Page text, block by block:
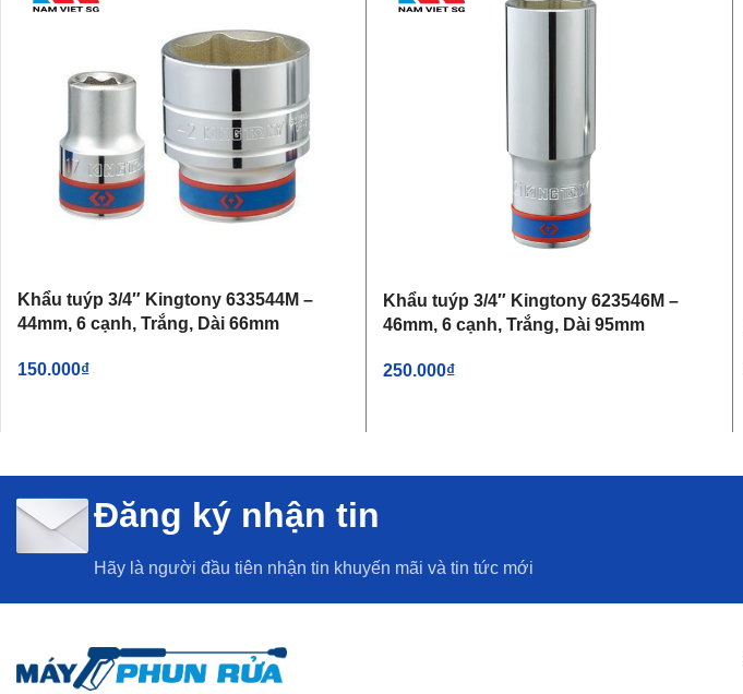
Khẩu tuýp 3/4″ Kingtony 633544M –
44mm, 6 cạnh, Trắng, Dài 66mm
150.000₫
Khẩu tuýp 3/4″ Kingtony 623546M –
46mm, 6 cạnh, Trắng, Dài 95mm
250.000₫
Đăng ký nhận tin
Hãy là người đầu tiên nhận tin khuyến mãi và tin tức mới